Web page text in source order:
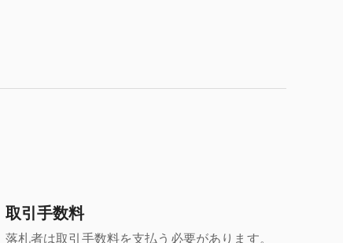
取引手数料
落札者は取引手数料を支払う必要があります。